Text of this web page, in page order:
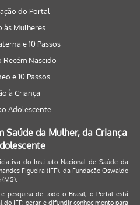
do Portal
às Mulheres
e 10 Passos
Recém Nascido
e 10 Passos
à Criança
Adolescente
Saúde da Mulher, da Criança
do Instituto Nacional de Saúde da
Figueira (IFF), da Fundação Oswaldo
pesquisa de todo o Brasil, o Portal está
do IFF: gerar e difundir conhecimento para